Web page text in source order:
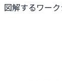
図解するワー